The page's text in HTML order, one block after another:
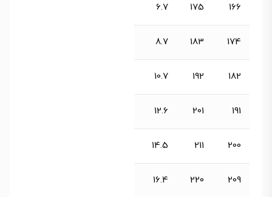
166
175
6.7
174
183
8.7
182
192
10.7
191
201
12.6
200
211
14.5
209
220
16.4